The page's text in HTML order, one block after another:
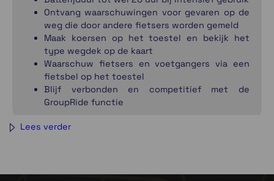
Ontvang waarschuwingen voor gevaren op de
weg die door andere fietsers worden gemeld
Maak koersen op het toestel en bekijk het
type wegdek op de kaart
Waarschuw fietsers en voetgangers via een
fietsbel op het toestel
Blijf verbonden en competitief met de
GroupRide functie
Lees verder